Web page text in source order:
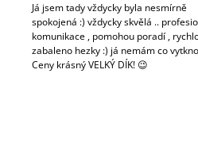
Já jsem tady vždycky byla nesmírně
spokojená :) vždycky skvělá ..
komunikace , pomohou poradí ,
zabaleno hezky :) já nemám co
Ceny krásný VELKÝ DÍK! 😉